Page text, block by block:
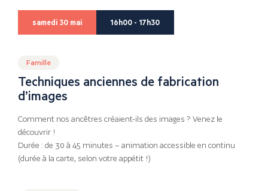
samedi 30 mai 16h00 - 17h30
Famille
Techniques anciennes de fabrication
d’images
Comment nos ancêtres créaient-ils des images ? Venez le
découvrir !
Durée : de 30 à 45 minutes – animation accessible en continu
(durée à la carte, selon votre appétit !)